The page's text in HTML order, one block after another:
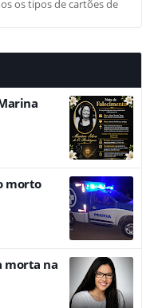
os tipos de cartões de
morto
morta na